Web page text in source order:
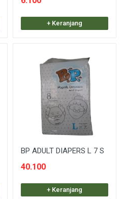
+ Keranjang
BP ADULT DIAPERS L 7 S
40.100
+ Keranjang